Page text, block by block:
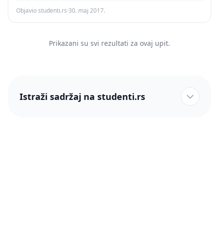
Objavio studenti.rs·30. maj 2017.
Prikazani su svi rezultati za ovaj upit.
Istraži sadržaj na studenti.rs